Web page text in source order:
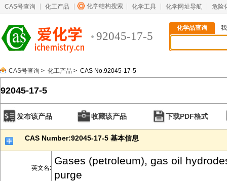
CAS号查询 化工产品 化学结构搜索 化学工具 化学网址导航 危险
92045-17-5
化学品查询
CAS号查询 > 化工产品 > CAS No.92045-17-5
92045-17-5
发布该产品 收藏该产品 下载PDF格式
CAS Number:92045-17-5 基本信息
英文名:
Gases (petroleum), gas oil
purge